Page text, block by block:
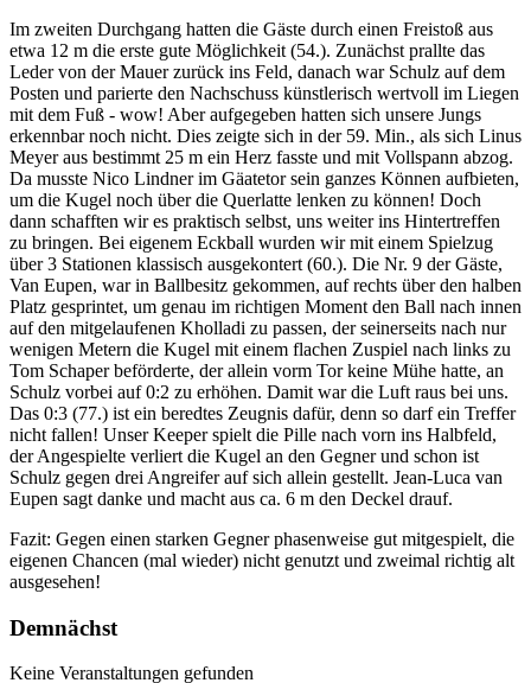
Im zweiten Durchgang hatten die Gäste durch einen Freistoß aus
etwa 12 m die erste gute Möglichkeit (54.). Zunächst prallte das
Leder von der Mauer zurück ins Feld, danach war Schulz auf dem
Posten und parierte den Nachschuss künstlerisch wertvoll im Liegen
mit dem Fuß - wow! Aber aufgegeben hatten sich unsere Jungs
erkennbar noch nicht. Dies zeigte sich in der 59. Min., als sich Linus
Meyer aus bestimmt 25 m ein Herz fasste und mit Vollspann abzog.
Da musste Nico Lindner im Gäatetor sein ganzes Können aufbieten,
um die Kugel noch über die Querlatte lenken zu können! Doch
dann schafften wir es praktisch selbst, uns weiter ins Hintertreffen
zu bringen. Bei eigenem Eckball wurden wir mit einem Spielzug
über 3 Stationen klassisch ausgekontert (60.). Die Nr. 9 der Gäste,
Van Eupen, war in Ballbesitz gekommen, auf rechts über den halben
Platz gesprintet, um genau im richtigen Moment den Ball nach innen
auf den mitgelaufenen Kholladi zu passen, der seinerseits nach nur
wenigen Metern die Kugel mit einem flachen Zuspiel nach links zu
Tom Schaper beförderte, der allein vorm Tor keine Mühe hatte, an
Schulz vorbei auf 0:2 zu erhöhen. Damit war die Luft raus bei uns.
Das 0:3 (77.) ist ein beredtes Zeugnis dafür, denn so darf ein Treffer
nicht fallen! Unser Keeper spielt die Pille nach vorn ins Halbfeld,
der Angespielte verliert die Kugel an den Gegner und schon ist
Schulz gegen drei Angreifer auf sich allein gestellt. Jean-Luca van
Eupen sagt danke und macht aus ca. 6 m den Deckel drauf.
Fazit: Gegen einen starken Gegner phasenweise gut mitgespielt, die
eigenen Chancen (mal wieder) nicht genutzt und zweimal richtig alt
ausgesehen!
Demnächst
Keine Veranstaltungen gefunden